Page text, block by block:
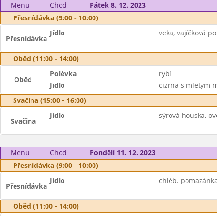
Menu Chod
Pátek 8. 12. 2023
Přesnídávka (9:00 - 10:00)
Přesnídávka
Jídlo veka, vajíčková
Oběd (11:00 - 14:00)
Oběd
Polévka
rybí
Jídlo
cizrna s mletým
Svačina (15:00 - 16:00)
Svačina
Jídlo sýrová houska,
Menu Chod
Pondělí 11. 12. 2023
Přesnídávka (9:00 - 10:00)
Přesnídávka
Jídlo chléb.
Oběd (11:00 - 14:00)